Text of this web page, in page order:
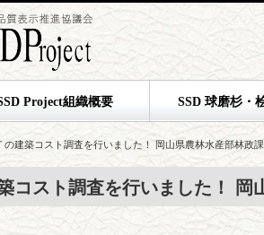
Project組織概要 SSD 球磨杉・
の建築コスト調査を行いました！ 岡山県農林水産部林政課
コスト調査を行いました！ 岡